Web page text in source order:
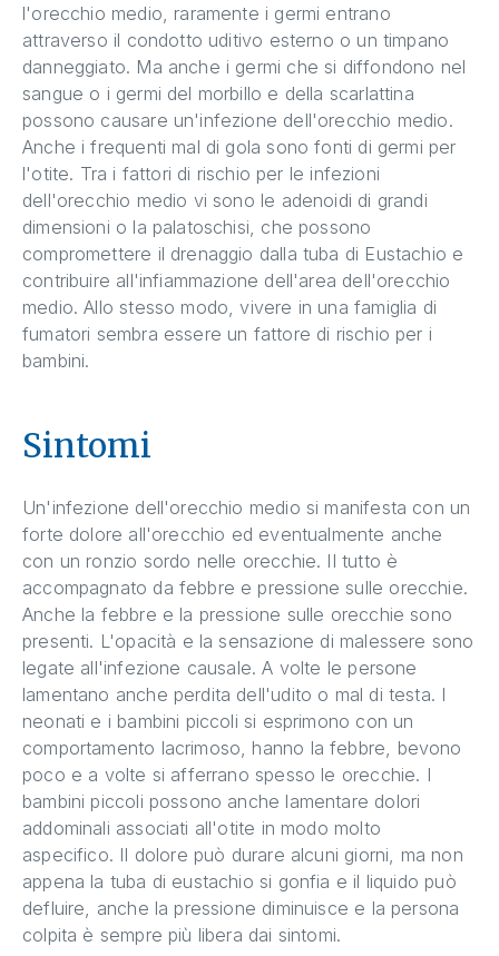
l'orecchio medio, raramente i germi entrano
attraverso il condotto uditivo esterno o un timpano
danneggiato. Ma anche i germi che si diffondono nel
sangue o i germi del morbillo e della scarlattina
possono causare un'infezione dell'orecchio medio.
Anche i frequenti mal di gola sono fonti di germi per
l'otite. Tra i fattori di rischio per le infezioni
dell'orecchio medio vi sono le adenoidi di grandi
dimensioni o la palatoschisi, che possono
compromettere il drenaggio dalla tuba di Eustachio e
contribuire all'infiammazione dell'area dell'orecchio
medio. Allo stesso modo, vivere in una famiglia di
fumatori sembra essere un fattore di rischio per i
bambini.
Sintomi
Un'infezione dell'orecchio medio si manifesta con un
forte dolore all'orecchio ed eventualmente anche
con un ronzio sordo nelle orecchie. Il tutto è
accompagnato da febbre e pressione sulle orecchie.
Anche la febbre e la pressione sulle orecchie sono
presenti. L'opacità e la sensazione di malessere sono
legate all'infezione causale. A volte le persone
lamentano anche perdita dell'udito o mal di testa. I
neonati e i bambini piccoli si esprimono con un
comportamento lacrimoso, hanno la febbre, bevono
poco e a volte si afferrano spesso le orecchie. I
bambini piccoli possono anche lamentare dolori
addominali associati all'otite in modo molto
aspecifico. Il dolore può durare alcuni giorni, ma non
appena la tuba di eustachio si gonfia e il liquido può
defluire, anche la pressione diminuisce e la persona
colpita è sempre più libera dai sintomi.